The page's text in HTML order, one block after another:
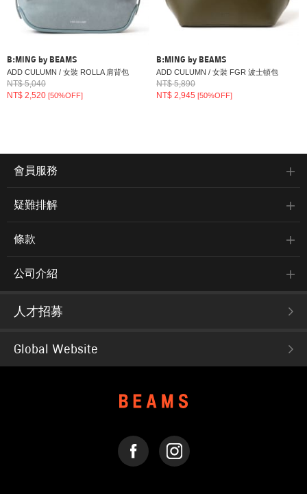
B:MING by BEAMS
ADD CULUMN / 女裝 ROLLA 肩背包
NT$ 5,040
NT$ 2,520 [50%OFF]
B:MING by BEAMS
ADD CULUMN / 女裝 FGR 波士頓包
NT$ 5,890
NT$ 2,945[50%OFF]
會員服務
疑難排解
條款
公司介紹
人才招募
Global Website